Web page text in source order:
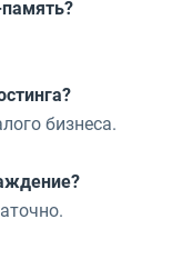
бизнеса.